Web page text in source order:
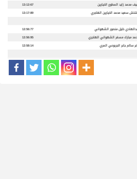
محمد زايد المطوع الخيارين
13:12:67
سعيد محمد الخيارين الهاجري 13:17:89
خليل منصور الشهواني
12:56:77
مبارك مسفر الشهواني الهاجري
12:56:95
سالم جابر الجربوعي المري 12:58:14